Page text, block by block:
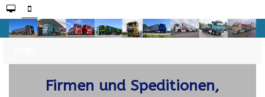
Firmen und Speditionen,